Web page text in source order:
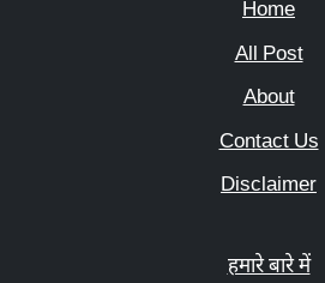
Home
All Post
About
Contact Us
Disclaimer
हमारे बारे में